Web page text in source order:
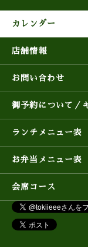
カレンダー
店舗情報
お問い合わせ
御予約について／
ランチメニュー
お弁当メニュー表
会席コース